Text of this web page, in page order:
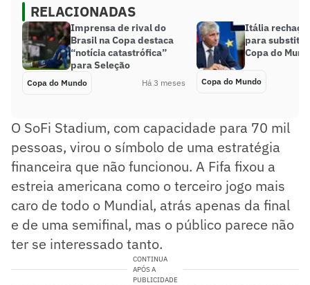
RELACIONADAS
Imprensa de rival do
Brasil na Copa destaca
“notícia catastrófica”
para Seleção
Copa do Mundo Há 3 meses
Itália rechaça
para
Copa do
Copa do Mundo
O SoFi Stadium, com capacidade para 70 mil
pessoas, virou o símbolo de uma estratégia
financeira que não funcionou. A Fifa fixou a
estreia americana como o terceiro jogo mais
caro de todo o Mundial, atrás apenas da final
e de uma semifinal, mas o público parece não
ter se interessado tanto.
CONTINUA
APÓS A
PUBLICIDADE